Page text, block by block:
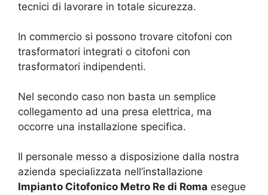
tecnici di lavorare in totale sicurezza.
In commercio si possono trovare citofoni con
trasformatori integrati o citofoni con
trasformatori indipendenti.
Nel secondo caso non basta un semplice
collegamento ad una presa elettrica, ma
occorre una installazione specifica.
Il personale messo a disposizione dalla nostra
azienda specializzata nell’installazione
Impianto Citofonico Metro Re di Roma esegue